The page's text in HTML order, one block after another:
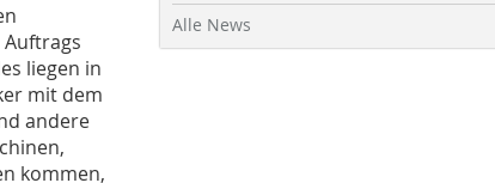
liegen in
mit dem
andere
kommen,
Alle News